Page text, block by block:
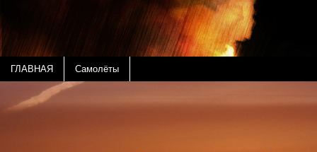
ГЛАВНАЯ Самолёты